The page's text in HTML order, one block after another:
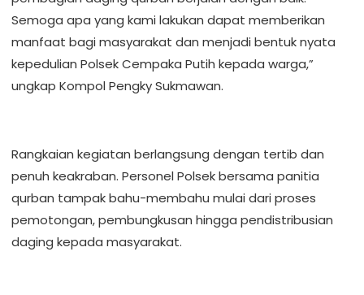
Semoga apa yang kami lakukan dapat memberikan
manfaat bagi masyarakat dan menjadi bentuk nyata
kepedulian Polsek Cempaka Putih kepada warga,”
ungkap Kompol Pengky Sukmawan.
Rangkaian kegiatan berlangsung dengan tertib dan
penuh keakraban. Personel Polsek bersama panitia
qurban tampak bahu-membahu mulai dari proses
pemotongan, pembungkusan hingga pendistribusian
daging kepada masyarakat.